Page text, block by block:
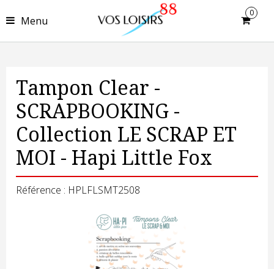
Menu
0
Tampon Clear -
SCRAPBOOKING -
Collection LE SCRAP ET
MOI - Hapi Little Fox
Référence : HPLFLSMT2508